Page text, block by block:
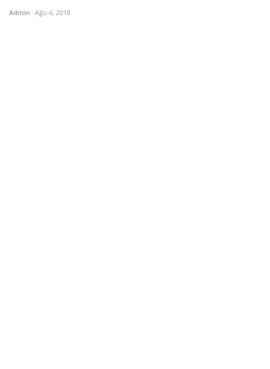
Admin Ağu 6, 2018